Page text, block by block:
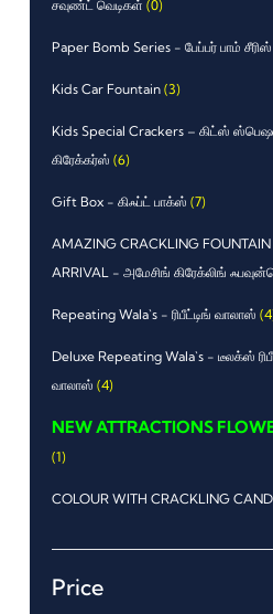
சவுண்ட் வெடிகள் (0)
Paper Bomb Series - பேப்பர் பாம் சீரிஸ்
Kids Car Fountain (3)
Kids Special Crackers – கிட்ஸ்
கிரேக்கர்ஸ் (6)
Gift Box - கிஃப்ட் பாக்ஸ் (7)
AMAZING CRACKLING FOUNTAIN
ARRIVAL - அமேசிங் கிரேக்லிங்
Repeating Wala`s - ரிபீட்டிங் வாலாஸ்
Deluxe Repeating Wala`s - டீலக்ஸ்
வாலாஸ் (4)
NEW ATTRACTIONS
(1)
COLOUR WITH CRACKLING
Price